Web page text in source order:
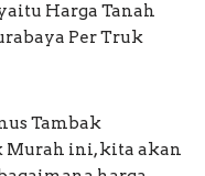
Harga Tanah
Per Truk
Tambak
Murah ini, kita akan